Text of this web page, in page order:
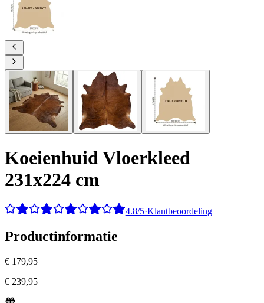
Koeienhuid Vloerkleed
231x224 cm
4.8/5·Klantbeoordeling
Productinformatie
€ 179,95
€ 239,95